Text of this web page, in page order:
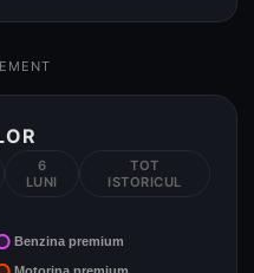
6
LUNI
TOT
ISTORICUL